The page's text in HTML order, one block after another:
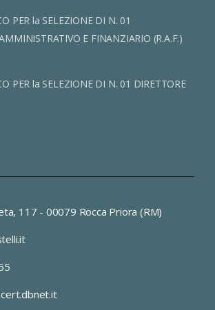
PER la SELEZIONE DI N. 01
E FINANZIARIO (R.A.F.)
PER la SELEZIONE DI N. 01 DIRETTORE
117 - 00079 Rocca Priora (RM)